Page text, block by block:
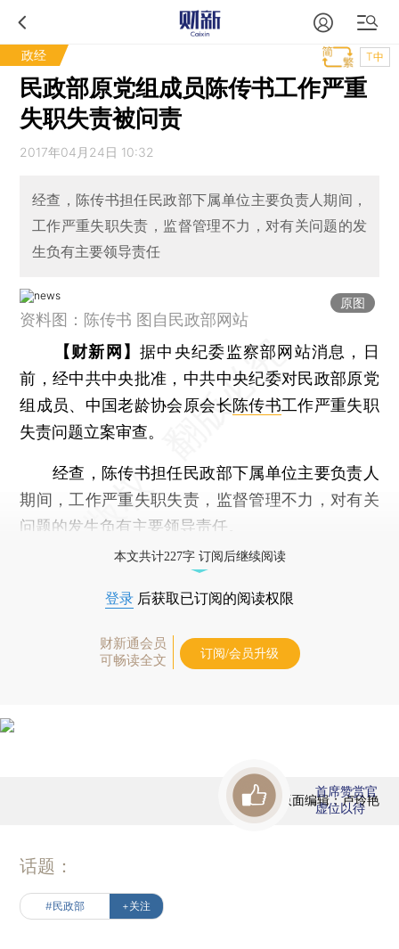
政经 T中
民政部原党组成员陈传书工作严重
失职失责被问责
2017年04月24日 10:32
经查，陈传书担任民政部下属单位主要负责人期间，
工作严重失职失责，监督管理不力，对有关问题的发
生负有主要领导责任
原图
资料图：陈传书 图自民政部网站
【财新网】据中央纪委监察部网站消息，日
前，经中共中央批准，中共中央纪委对民政部原党
组成员、中国老龄协会原会长陈传书工作严重失职
失责问题立案审查。
经查，陈传书担任民政部下属单位主要负责人
期间，工作严重失职失责，监督管理不力，对有关
问题的发生负有主要领导责任。
本文共计227字 订阅后继续阅读
登录 后获取已订阅的阅读权限
财新通会员
可畅读全文
订阅/会员升级
版面编辑：卢玲艳
首席赞赏官
虚位以待
话题：
#民政部 +关注